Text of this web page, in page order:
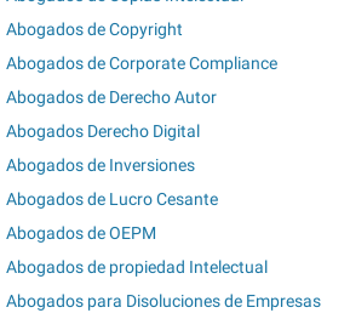
Abogados de Copyright
Abogados de Corporate Compliance
Abogados de Derecho Autor
Abogados Derecho Digital
Abogados de Inversiones
Abogados de Lucro Cesante
Abogados de OEPM
Abogados de propiedad Intelectual
Abogados para Disoluciones de Empresas